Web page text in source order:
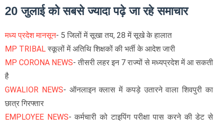
20 जुलाई को सबसे ज्यादा पढ़े जा रहे समाचार
मध्य प्रदेश मानसून- 5 जिलों में सूखा तय, 28 में सूखे के हालात
MP TRIBAL स्कूलों में अतिथि शिक्षकों की भर्ती के आदेश जारी
MP CORONA NEWS- तीसरी लहर इन 7 राज्यों से मध्यप्रदेश में आ सकती
है
GWALIOR NEWS- ऑनलाइन क्लास में कपड़े उतारने वाला शिवपुरी का
छात्र गिरफ्तार
EMPLOYEE NEWS- कर्मचारी को टाइपिंग परीक्षा पास करने की डेट से